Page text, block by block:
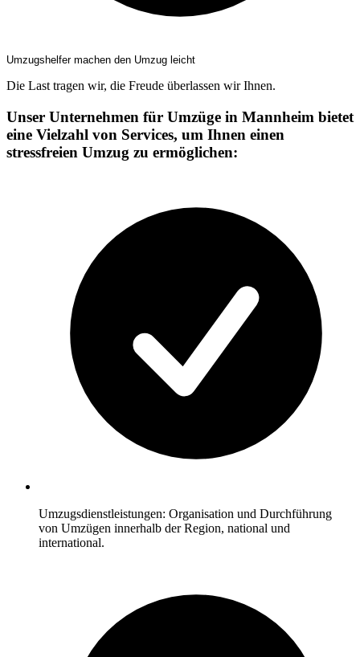
Umzugshelfer machen den Umzug leicht
Die Last tragen wir, die Freude überlassen wir Ihnen.
Unser Unternehmen für Umzüge in Mannheim bietet
eine Vielzahl von Services, um Ihnen einen
stressfreien Umzug zu ermöglichen:
Umzugsdienstleistungen: Organisation und Durchführung
von Umzügen innerhalb der Region, national und
international.